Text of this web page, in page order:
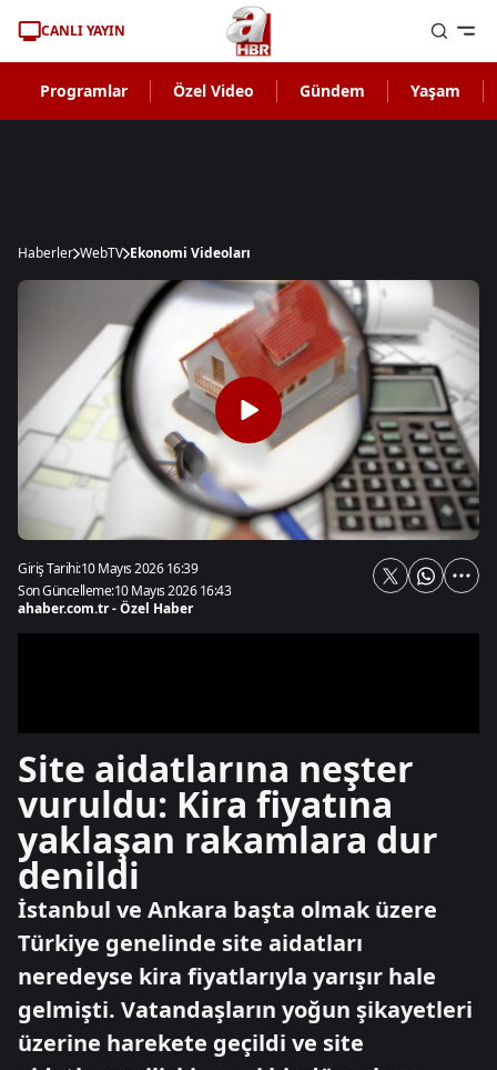
CANLI YAYIN
Programlar Özel Video Gündem Yaşam
Haberler WebTV Ekonomi Videoları
Giriş Tarihi:10 Mayıs 2026 16:39
Son Güncelleme:10 Mayıs 2026 16:43
ahaber.com.tr - Özel Haber
Site aidatlarına neşter
vuruldu: Kira fiyatına
yaklaşan rakamlara dur
denildi
İstanbul ve Ankara başta olmak üzere
Türkiye genelinde site aidatları
neredeyse kira fiyatlarıyla yarışır hale
gelmişti. Vatandaşların yoğun şikayetleri
üzerine harekete geçildi ve site